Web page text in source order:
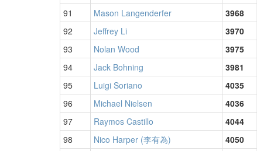
91
Mason Langenderfer 3968
92
Jeffrey Li 3970
93
Nolan Wood 3975
94
Jack Bohning 3981
95
Luigi Soriano 4035
96
Michael Nielsen 4036
97
Raymos Castillo 4044
98
Nico Harper (李有為) 4050